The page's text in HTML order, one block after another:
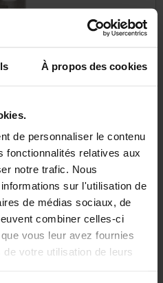
À propos des cookies
de personnaliser le contenu
fonctionnalités relatives aux
notre trafic. Nous
sur l'utilisation de
de médias sociaux, de
combiner celles-ci
vous leur avez fournies
votre utilisation de leurs